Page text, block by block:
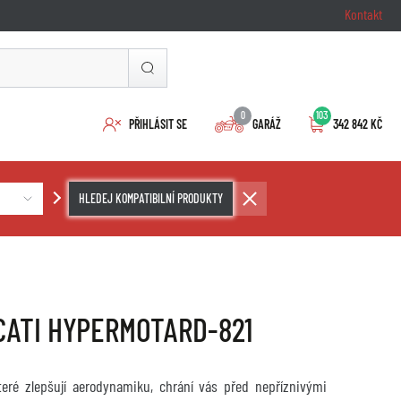
Kontakt
PŘIHLÁSIT SE
0
GARÁŽ
103
342 842 KČ
HLEDEJ KOMPATIBILNÍ PRODUKTY
HYPERMOTARD-821
zlepšují aerodynamiku, chrání vás před nepříznivými